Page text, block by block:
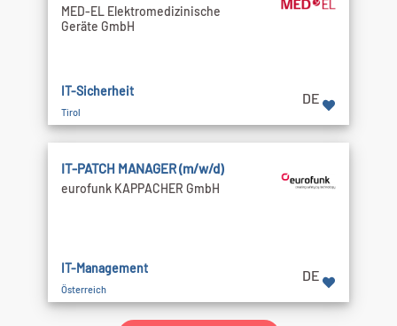
MED-EL Elektromedizinische
Geräte GmbH
IT-Sicherheit
Tirol
DE
IT-PATCH MANAGER (m/w/d)
eurofunk KAPPACHER GmbH
IT-Management
Österreich
DE